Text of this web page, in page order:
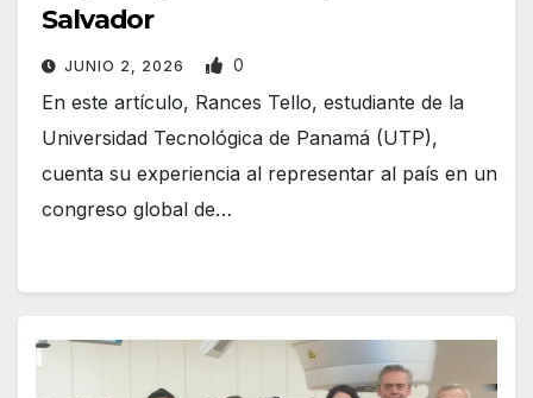
Salvador
JUNIO 2, 2026 0
En este artículo, Rances Tello, estudiante de la
Universidad Tecnológica de Panamá (UTP),
cuenta su experiencia al representar al país en un
congreso global de…